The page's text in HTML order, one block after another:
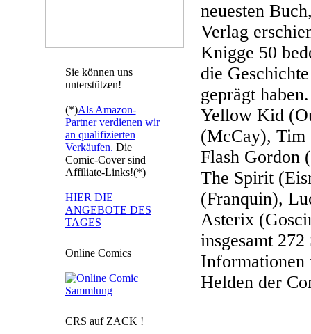
Sie können uns
unterstützen!
(*)Als Amazon-
Partner verdienen wir
an qualifizierten
Verkäufen. Die
Comic-Cover sind
Affiliate-Links!(*)
HIER DIE
ANGEBOTE DES
TAGES
Online Comics
CRS auf ZACK !
neuesten
Verlag
Knigge 50
die
geprägt
Yellow Kid
(McCay), Tim
Flash Gordon
The Spirit
(Franquin),
Asterix
insgesamt
Informationen
Helden der